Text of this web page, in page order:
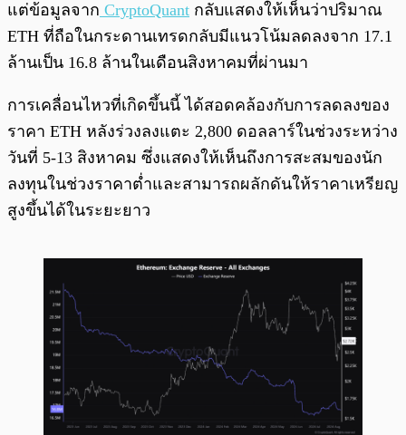
แต่ข้อมูลจาก CryptoQuant กลับแสดงให้เห็นว่าปริมาณ
ETH ที่ถือในกระดานเทรดกลับมีแนวโน้มลดลงจาก 17.1
ล้านเป็น 16.8 ล้านในเดือนสิงหาคมที่ผ่านมา
การเคลื่อนไหวที่เกิดขึ้นนี้ ได้สอดคล้องกับการลดลงของ
ราคา ETH หลังร่วงลงแตะ 2,800 ดอลลาร์ในช่วงระหว่าง
วันที่ 5-13 สิงหาคม ซึ่งแสดงให้เห็นถึงการสะสมของนัก
ลงทุนในช่วงราคาต่ำและสามารถผลักดันให้ราคาเหรียญ
สูงขึ้นได้ในระยะยาว